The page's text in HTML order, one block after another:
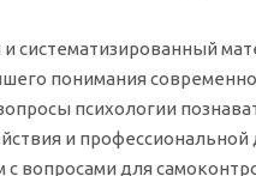
систематизированный
понимания
психологии
и
вопросами для